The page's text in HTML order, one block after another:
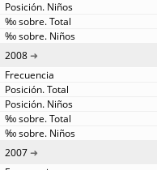
2008
2007